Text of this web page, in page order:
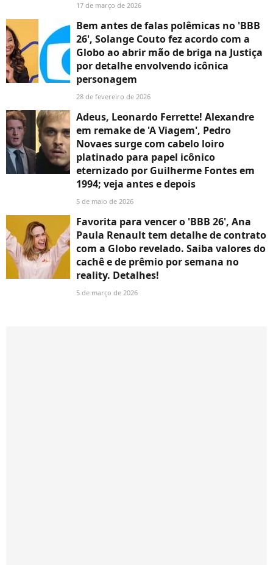
17 de março de 2026
Bem antes de falas polêmicas no 'BBB
26', Solange Couto fez acordo com a
Globo ao abrir mão de briga na Justiça
por detalhe envolvendo icônica
personagem
28 de fevereiro de 2026
Adeus, Leonardo Ferrette! Alexandre
em remake de 'A Viagem', Pedro
Novaes surge com cabelo loiro
platinado para papel icônico
eternizado por Guilherme Fontes em
1994; veja antes e depois
5 de maio de 2026
Favorita para vencer o 'BBB 26', Ana
Paula Renault tem detalhe de contrato
com a Globo revelado. Saiba valores do
cachê e de prêmio por semana no
reality. Detalhes!
5 de março de 2026